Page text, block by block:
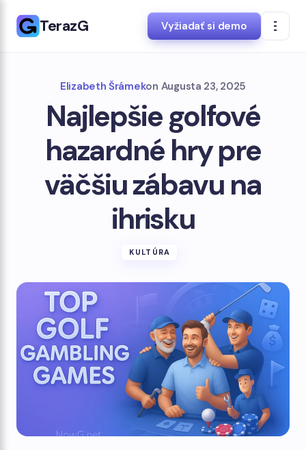
TerazG Vyžiadať si demo
Elizabeth Šrámekon Augusta 23, 2025
Najlepšie golfové
hazardné hry pre
väčšiu zábavu na
ihrisku
KULTÚRA